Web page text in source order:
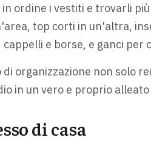
ordine i vestiti e trovarli
top corti in un'altra,
cappelli e borse, e ganci per
di organizzazione non solo
in un vero e proprio
di casa